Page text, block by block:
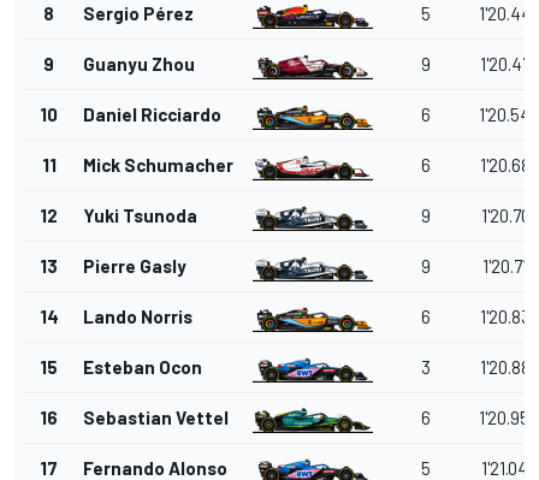
8 Sergio Pérez 5 1'20.447
9 Guanyu Zhou 9 1'20.476
10 Daniel Ricciardo 6 1'20.549
11 Mick Schumacher 6 1'20.683
12 Yuki Tsunoda 9 1'20.707
13 Pierre Gasly 9 1'20.719
14 Lando Norris 6 1'20.838
15 Esteban Ocon 3 1'20.880
16 Sebastian Vettel 6 1'20.954
17 Fernando Alonso 5 1'21.043